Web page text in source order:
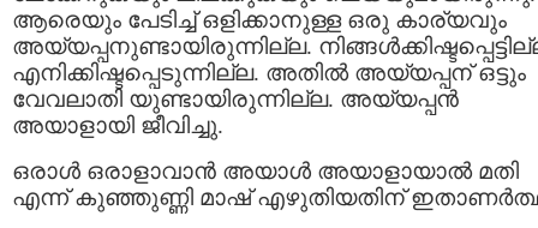
ആരെയും പേടിച്ച് ഒളിക്കാനുള്ള ഒരു കാര്യവും
അയ്യപ്പനുണ്ടായിരുന്നില്ല.
എനിക്കിഷ്ടപ്പെടുന്നില്ല. അതില്‍ അയ്യപ്പന് ഒട്ടും
വേവലാതി യുണ്ടായിരുന്നില്ല. അയ്യപ്പന്‍
അയാളായി ജീവിച്ചു.
ഒരാള്‍ ഒരാളാവാന്‍ അയാള്‍ അയാളായാല്‍ മതി
എന്ന് കുഞ്ഞുണ്ണി മാഷ് എഴുതിയതിന്